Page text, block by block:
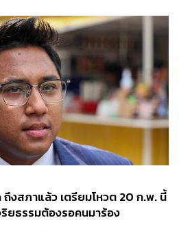
งสภาแล้ว เตรียมโหวต 20 ก.พ. นี้
ยธรรมต้องรอคนมาร้อง